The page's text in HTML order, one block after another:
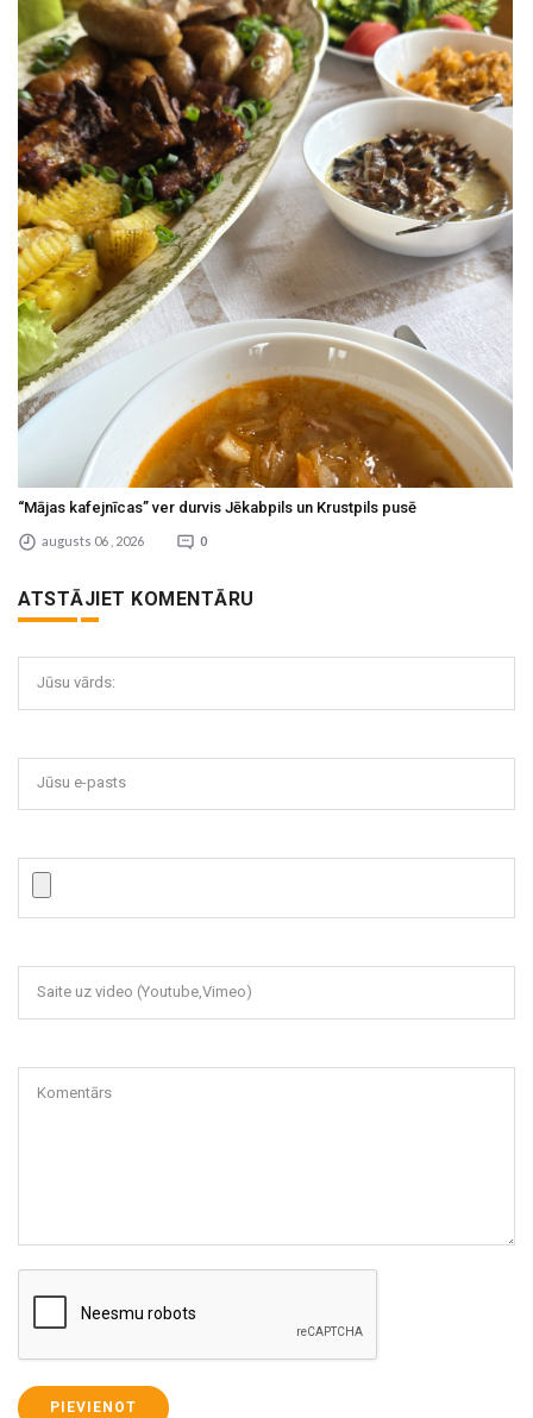
“Mājas kafejnīcas” ver durvis Jēkabpils un Krustpils pusē
augusts 06 , 2026 0
ATSTĀJIET KOMENTĀRU
Jūsu vārds:
Jūsu e-pasts
Saite uz video (Youtube,Vimeo)
Komentārs
PIEVIENOT